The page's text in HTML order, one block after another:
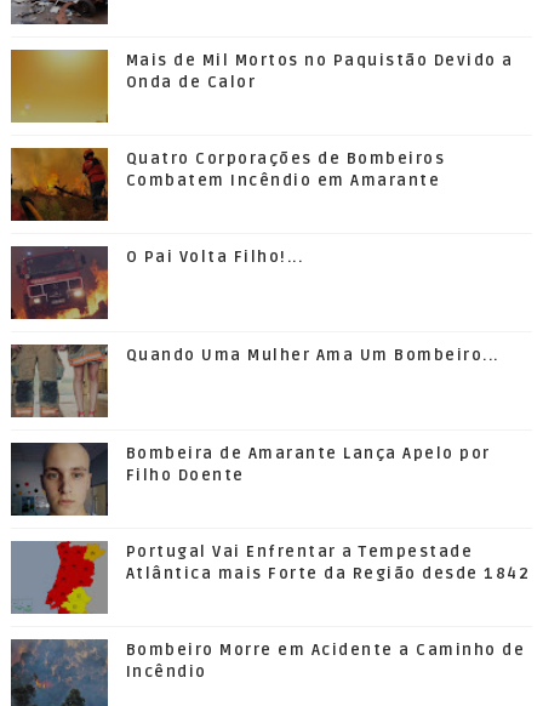
Mais de Mil Mortos no Paquistão Devido a
Onda de Calor
Quatro Corporações de Bombeiros
Combatem Incêndio em Amarante
O Pai Volta Filho!...
Quando Uma Mulher Ama Um Bombeiro...
Bombeira de Amarante Lança Apelo por
Filho Doente
Portugal Vai Enfrentar a Tempestade
Atlântica mais Forte da Região desde 1842
Bombeiro Morre em Acidente a Caminho de
Incêndio